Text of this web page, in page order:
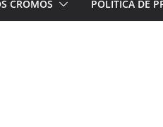
CROMOS POLÍTICA DE